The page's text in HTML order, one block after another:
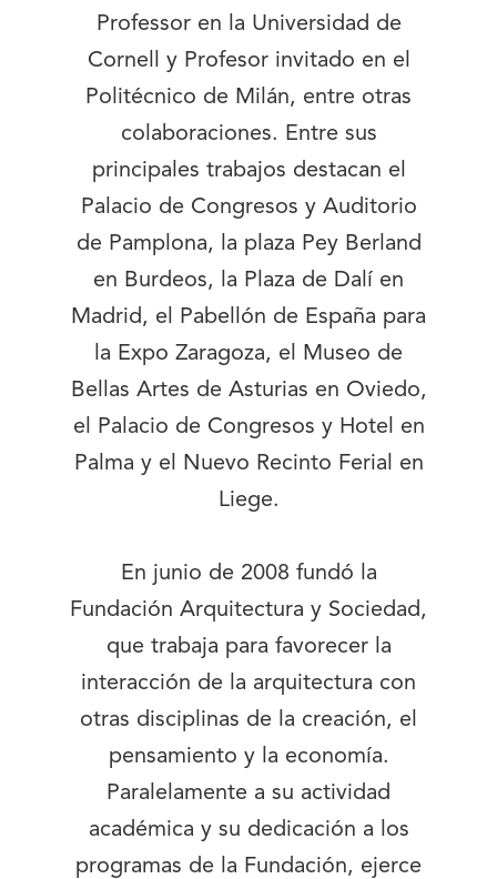
Professor en la Universidad de
Cornell y Profesor invitado en el
Politécnico de Milán, entre otras
colaboraciones. Entre sus
principales trabajos destacan el
Palacio de Congresos y Auditorio
de Pamplona, la plaza Pey Berland
en Burdeos, la Plaza de Dalí en
Madrid, el Pabellón de España para
la Expo Zaragoza, el Museo de
Bellas Artes de Asturias en Oviedo,
el Palacio de Congresos y Hotel en
Palma y el Nuevo Recinto Ferial en
Liege.
En junio de 2008 fundó la
Fundación Arquitectura y Sociedad,
que trabaja para favorecer la
interacción de la arquitectura con
otras disciplinas de la creación, el
pensamiento y la economía.
Paralelamente a su actividad
académica y su dedicación a los
programas de la Fundación, ejerce